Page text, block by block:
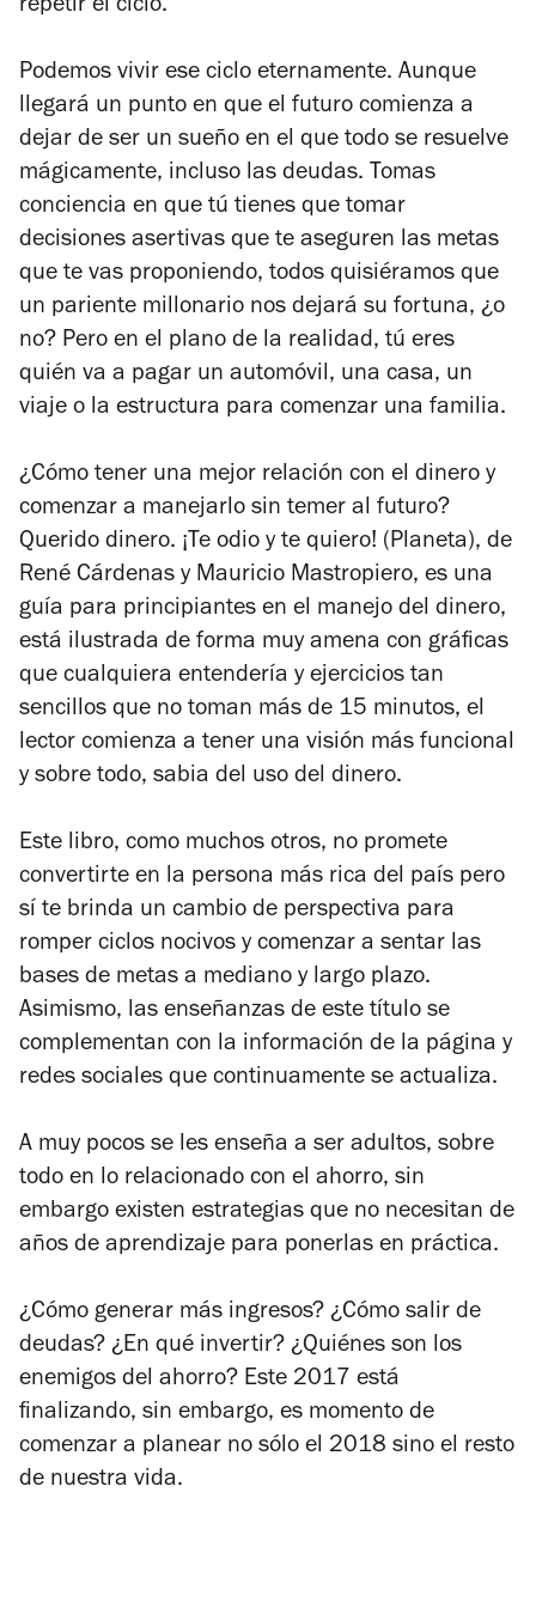
repetir el ciclo.
Podemos vivir ese ciclo eternamente. Aunque
llegará un punto en que el futuro comienza a
dejar de ser un sueño en el que todo se resuelve
mágicamente, incluso las deudas. Tomas
conciencia en que tú tienes que tomar
decisiones asertivas que te aseguren las metas
que te vas proponiendo, todos quisiéramos que
un pariente millonario nos dejará su fortuna, ¿o
no? Pero en el plano de la realidad, tú eres
quién va a pagar un automóvil, una casa, un
viaje o la estructura para comenzar una familia.
¿Cómo tener una mejor relación con el dinero y
comenzar a manejarlo sin temer al futuro?
Querido dinero. ¡Te odio y te quiero! (Planeta), de
René Cárdenas y Mauricio Mastropiero, es una
guía para principiantes en el manejo del dinero,
está ilustrada de forma muy amena con gráficas
que cualquiera entendería y ejercicios tan
sencillos que no toman más de 15 minutos, el
lector comienza a tener una visión más funcional
y sobre todo, sabia del uso del dinero.
Este libro, como muchos otros, no promete
convertirte en la persona más rica del país pero
sí te brinda un cambio de perspectiva para
romper ciclos nocivos y comenzar a sentar las
bases de metas a mediano y largo plazo.
Asimismo, las enseñanzas de este título se
complementan con la información de la página y
redes sociales que continuamente se actualiza.
A muy pocos se les enseña a ser adultos, sobre
todo en lo relacionado con el ahorro, sin
embargo existen estrategias que no necesitan de
años de aprendizaje para ponerlas en práctica.
¿Cómo generar más ingresos? ¿Cómo salir de
deudas? ¿En qué invertir? ¿Quiénes son los
enemigos del ahorro? Este 2017 está
finalizando, sin embargo, es momento de
comenzar a planear no sólo el 2018 sino el resto
de nuestra vida.